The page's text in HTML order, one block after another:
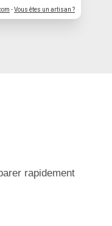
-Vous êtes un artisan ?
rapidement